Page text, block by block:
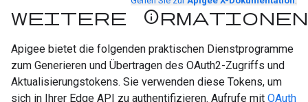
Weitere Informationen
Apigee bietet die folgenden praktischen Dienstprogramme
zum Generieren und Übertragen des OAuth2-Zugriffs und
Aktualisierungstokens. Sie verwenden diese Tokens, um
sich in Ihrer Edge API zu authentifizieren. Aufrufe mit OAuth